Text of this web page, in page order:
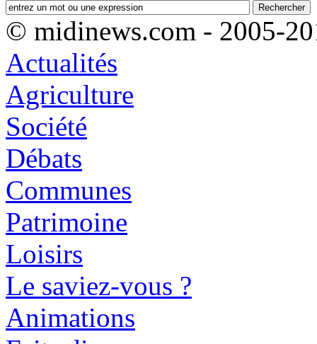
© midinews.com - 2005-
Actualités
Agriculture
Société
Débats
Communes
Patrimoine
Loisirs
Le saviez-vous ?
Animations